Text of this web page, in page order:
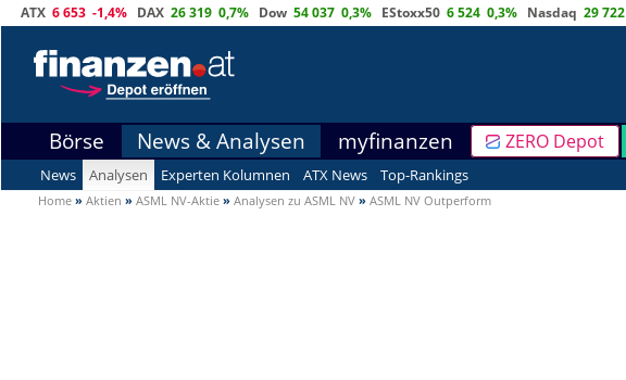
ATX 6 653 -1,4% DAX 26 319 0,7% Dow 54 037 0,3% EStoxx50 6 524 0,3% Nasdaq 29 722
Börse News & Analysen myfinanzen ZERO Depot
News Analysen Experten Kolumnen ATX News Top-Rankings
Home » Aktien » ASML NV-Aktie » Analysen zu ASML NV » ASML NV Outperform